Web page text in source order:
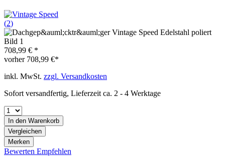
(2)
708,99 € *
vorher 708,99 €*
inkl. MwSt. zzgl. Versandkosten
Sofort versandfertig, Lieferzeit ca. 2 - 4 Werktage
In den Warenkorb
Vergleichen
Merken
Bewerten Empfehlen